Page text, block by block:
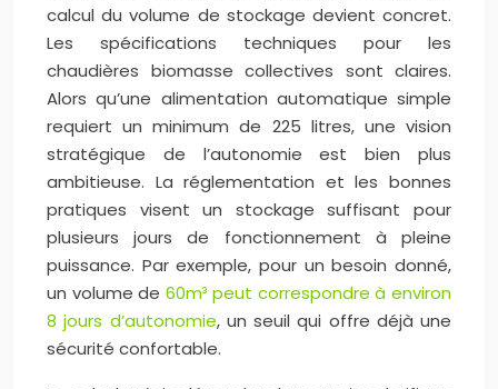
calcul du volume de stockage devient concret.
Les spécifications techniques pour les
chaudières biomasse collectives sont claires.
Alors qu’une alimentation automatique simple
requiert un minimum de 225 litres, une vision
stratégique de l’autonomie est bien plus
ambitieuse. La réglementation et les bonnes
pratiques visent un stockage suffisant pour
plusieurs jours de fonctionnement à pleine
puissance. Par exemple, pour un besoin donné,
un volume de 60m³ peut correspondre à environ
8 jours d’autonomie, un seuil qui offre déjà une
sécurité confortable.